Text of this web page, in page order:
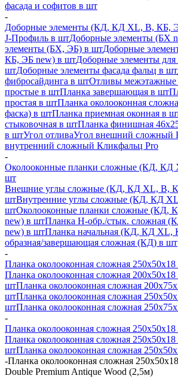
фасада и софитов в шт
-
Доборные элементы (КД, КД XL, В, КБ,
J-Профиль в штДоборные элементы (БХ
элементы (БХ, ЭБ) в штДоборные
КБ, ЭБ new) в штДоборные элементы
штДоборные элементы фасада фальц в шт
фибросайдинга в штОтливы межэтажные
простые в штПланка завершающая в шт
простая в штПланка околооконная
фаска) в штПланка приемная оконная в
стыковочная в штПланка финишная
в штУгол отливаУгол внешний сложный
внутренний сложный Кликфальц Pro
-
Околооконные планки сложные (КД, КД
шт
Внешние углы сложные (КД, КД XL, В,
штВнутренние углы сложные (КД, КД
штОколооконные планки сложные (КД,
new) в штПланка H-обр./стык. сложная
new) в штПланка начальная (КД, КД XL,
образная/завершающая сложная (КД) в шт
-
Планка околооконная сложная
Планка околооконная сложная 200х50х18
штПланка околооконная сложная
штПланка околооконная сложная
штПланка околооконная сложная
-
Планка околооконная сложная
Планка околооконная сложная 250х50х18
штПланка околооконная сложная
-Планка околооконная сложная
Double Premium Antique Wood (2,5м)